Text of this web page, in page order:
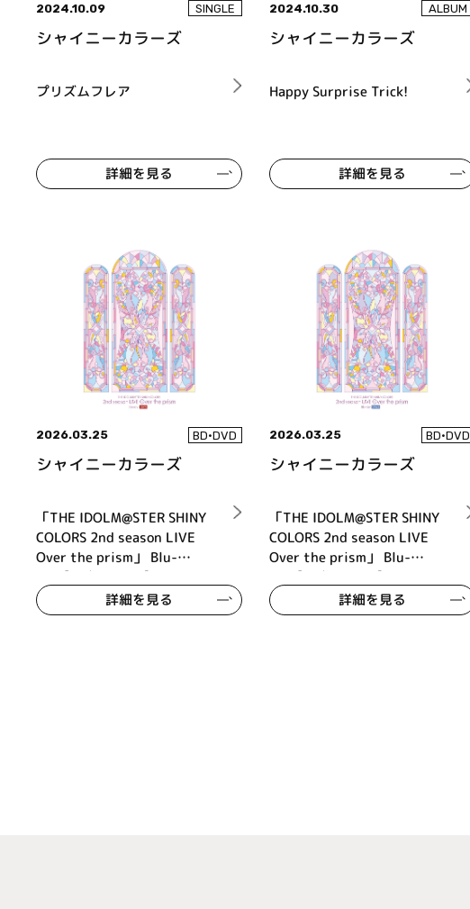
2024.10.09 SINGLE
シャイニーカラーズ
プリズムフレア
詳細を見る
2024.10.30 ALBUM
シャイニーカラーズ
Happy Surprise Trick!
詳細を見る
2026.03.25 BD•DVD
シャイニーカラーズ
「THE IDOLM@STER SHINY
COLORS 2nd season LIVE
Over the prism」 Blu-
ray【通常版DAY1】
詳細を見る
2026.03.25 BD•DVD
シャイニーカラーズ
「THE IDOLM@STER SHINY
COLORS 2nd season LIVE
Over the prism」 Blu-
ray【通常版DAY2】
詳細を見る